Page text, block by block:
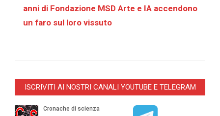
anni di Fondazione MSD Arte e IA accendono
un faro sul loro vissuto
05-
ISCRIVITI AI NOSTRI CANALI YOUTUBE E TELEGRAM